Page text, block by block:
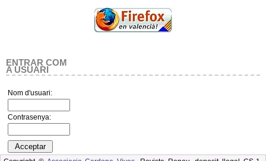
ENTRAR COM
A USUARI
Nom d'usuari:
Contrasenya: